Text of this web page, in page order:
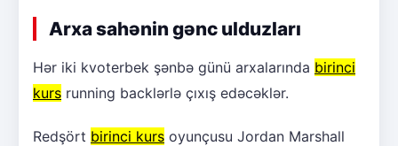
Arxa sahənin gənc ulduzları
Hər iki kvoterbek şənbə günü arxalarında birinci
kurs running backlərlə çıxış edəcəklər.
Redşört birinci kurs oyunçusu Jordan Marshall